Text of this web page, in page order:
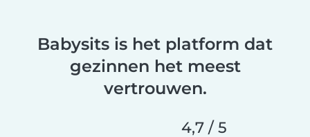
Babysits is het platform dat
gezinnen het meest
vertrouwen.
4,7 / 5